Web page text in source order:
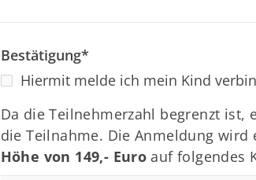
Bestätigung*
Hiermit melde ich mein Kind
Da die Teilnehmerzahl begrenzt ist,
die Teilnahme. Die Anmeldung
Höhe von 149,- Euro auf folgendes